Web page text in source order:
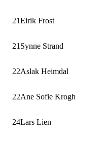
21Eirik Frost
21 Synne Strand
22Aslak Heimdal
22Ane Sofie Krogh
24Lars Lien